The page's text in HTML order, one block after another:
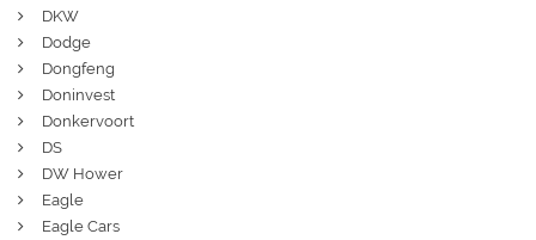
DKW
Dodge
Dongfeng
Doninvest
Donkervoort
DS
DW Hower
Eagle
Eagle Cars